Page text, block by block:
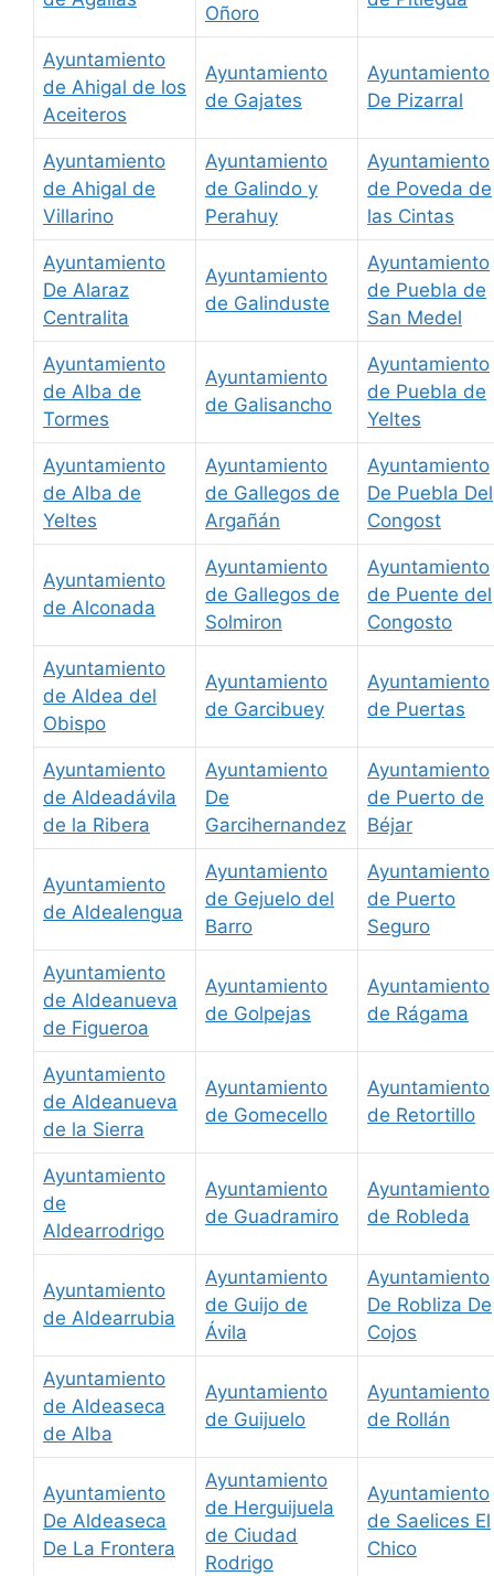
Oñoro
Ayuntamiento
de Ahigal de los
Aceiteros
Ayuntamiento
de Gajates
Ayuntamiento
De Pizarral
Ayuntamiento
de Ahigal de
Villarino
Ayuntamiento
de Galindo y
Perahuy
Ayuntamiento
de Poveda de
las Cintas
Ayuntamiento
De Alaraz
Centralita
Ayuntamiento
de Galinduste
Ayuntamiento
de Puebla de
San Medel
Ayuntamiento
de Alba de
Tormes
Ayuntamiento
de Galisancho
Ayuntamiento
de Puebla de
Yeltes
Ayuntamiento
de Alba de
Yeltes
Ayuntamiento
de Gallegos de
Argañán
Ayuntamiento
De Puebla Del
Congost
Ayuntamiento
de Alconada
Ayuntamiento
de Gallegos de
Solmiron
Ayuntamiento
de Puente del
Congosto
Ayuntamiento
de Aldea del
Obispo
Ayuntamiento
de Garcibuey
Ayuntamiento
de Puertas
Ayuntamiento
de Aldeadávila
de la Ribera
Ayuntamiento
De
Garcihernandez
Ayuntamiento
de Puerto de
Béjar
Ayuntamiento
de Aldealengua
Ayuntamiento
de Gejuelo del
Barro
Ayuntamiento
de Puerto
Seguro
Ayuntamiento
de Aldeanueva
de Figueroa
Ayuntamiento
de Golpejas
Ayuntamiento
de Rágama
Ayuntamiento
de Aldeanueva
de la Sierra
Ayuntamiento
de Gomecello
Ayuntamiento
de Retortillo
Ayuntamiento
de
Aldearrodrigo
Ayuntamiento
de Guadramiro
Ayuntamiento
de Robleda
Ayuntamiento
de Aldearrubia
Ayuntamiento
de Guijo de
Ávila
Ayuntamiento
De Robliza De
Cojos
Ayuntamiento
de Aldeaseca
de Alba
Ayuntamiento
de Guijuelo
Ayuntamiento
de Rollán
Ayuntamiento
De Aldeaseca
De La Frontera
Ayuntamiento
de Herguijuela
de Ciudad
Rodrigo
Ayuntamiento
de Saelices El
Chico